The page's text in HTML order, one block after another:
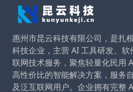
惠州市昆云科技有限公司，是扎
科技企业，主营 AI 工具研发、
联网技术服务，聚焦轻量化民用
高性价比的智能解决方案，服务
及泛互联网用户。企业拥有完整